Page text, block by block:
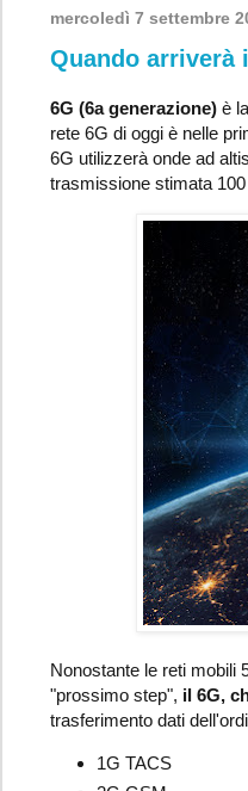
mercoledì 7 settembre
Quando arriverà
6G (6a generazione) è
rete 6G di oggi è nelle
6G utilizzerà onde ad
trasmissione stimata
Nonostante le reti mobili
"prossimo step", il 6G,
trasferimento dati
1G TACS